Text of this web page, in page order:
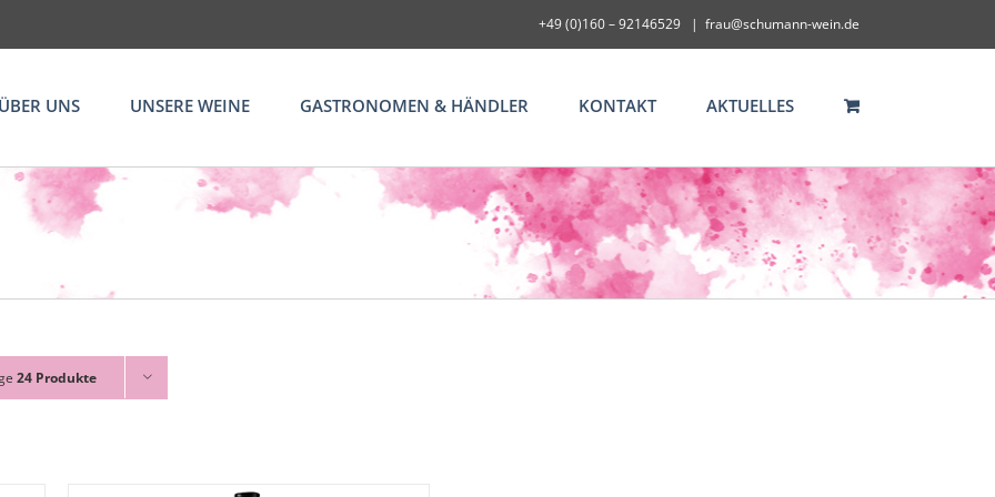
+49 (0)160 – 92146529 | frau@schumann-wein.de
ÜBER UNS UNSERE WEINE GASTRONOMEN & HÄNDLER KONTAKT AKTUELLES
24 Produkte